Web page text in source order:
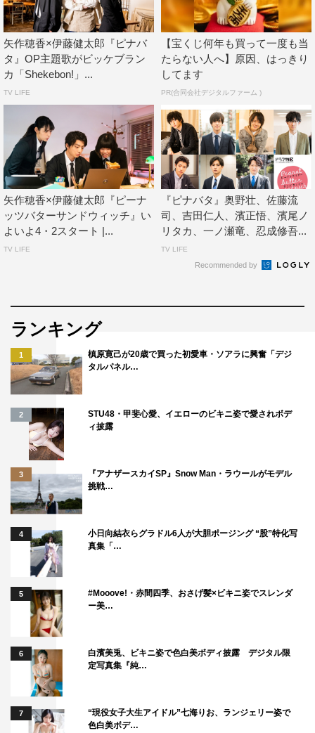
どんな展開になっていくのか、私自身もとても楽しみで
す！
■伊藤健太郎／小林役
＜キャラクター＞
PBSの先輩研究員。既に何度も事例をこなしている、成績
優秀なPBSのブレーン。データ至上主義者で、人の感情に
疎いところがある。これまでの実績を基に、あらゆる局面
で確率論を展開。婚活女子4人それぞれの行動を受け“結婚
する確率”や“恋愛が進展する可能性”をPBS内で共有する。
＜コメント＞
を演じさせていただきます、伊藤健太郎です。
査、分析し、時に新人の椿を面白がりながら、婚活女子4
人の恋愛模様と椿の成長を
権田所長と共に見守っていきたいと思っています。
■伊藤修子／権田所長役
＜キャラクター＞
PBSの所長。この組織の成り立ちを知っており、上層部の
人間とも精通しているようだが、多くを語ろうとはしない
謎の人物。ピーナッツバターサンドウィッチを誰よりも愛
しており常に手放さない。全くやる気がないようにも見え
明。
＜コメント＞
権田所長役をやらせていただきます伊藤修子です。
あれこれ悩む女性たちを俯瞰する気楽な立場ですが、自分
自身は関東の出身で特に方言とかがないので、関西弁のセ
リフというのが心配です。
一言二言レベルならごまかせても偽物感がどうしても出て
しまいそうです…。
吉本に所属しているというだけで関西の方ですかと言われ
ることもありますが、関西要素は0です。
矢作穂香×伊藤健太郎『ピナバ
タ』OP主題歌がビッケブラン
カ「Shekebon!」...
TV LIFE
【宝くじ何年も買って一度も当
たらない人へ】原因、はっきり
してます
PR(合同会社デジタルファーム )
矢作穂香×伊藤健太郎『ピーナ
ッツバターサンドウィッチ』い
よいよ4・2スタート |...
TV LIFE
『ピナバタ』奥野壮、佐藤流
司、吉田仁人、濱正悟、濱尾ノ
リタカ、一ノ瀬竜、忍成修吾...
TV LIFE
Recommended by
ランキング
1
槙原寛己が20歳で買った初愛車・ソアラに興奮「デジ
タルパネル…
2
STU48・甲斐心愛、イエローのビキニ姿で愛されボデ
ィ披露
3
『アナザースカイSP』Snow Man・ラウールがモデル
挑戦…
4
小日向結衣らグラドル6人が大胆ポージング “股”特化写
真集「…
5
#Mooove!・赤間四季、おさげ髪×ビキニ姿でスレンダ
ー美…
6
白濱美兎、ビキニ姿で色白美ボディ披露 デジタル限
定写真集『純…
7
“現役女子大生アイドル”七海りお、ランジェリー姿で
色白美ボデ…